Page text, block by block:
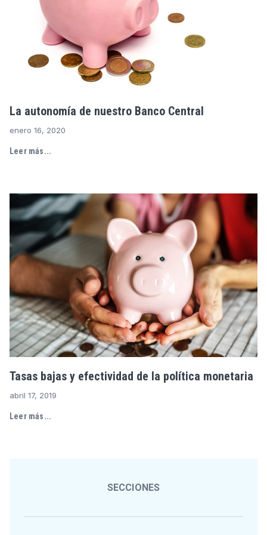
La autonomía de nuestro Banco Central
enero 16, 2020
Leer más...
Tasas bajas y efectividad de la política monetaria
abril 17, 2019
Leer más...
SECCIONES